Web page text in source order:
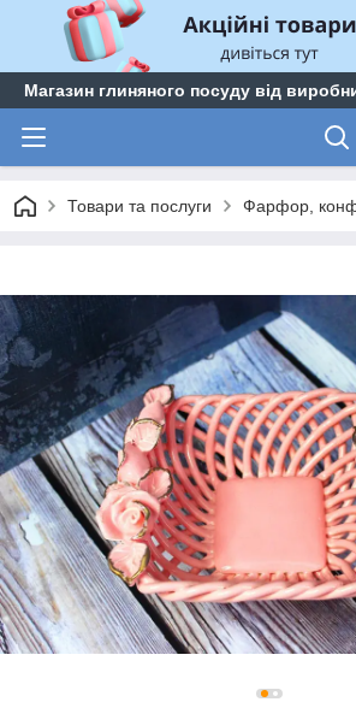
Магазин глиняного посуду від
Товари та послуги Фарфор,